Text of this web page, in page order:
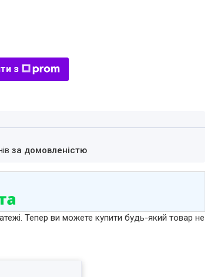
з
за домовленістю
Тепер ви можете купити будь-який товар не